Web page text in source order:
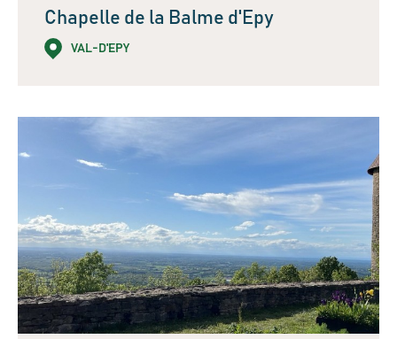
Chapelle de la Balme d'Epy
VAL-D'EPY